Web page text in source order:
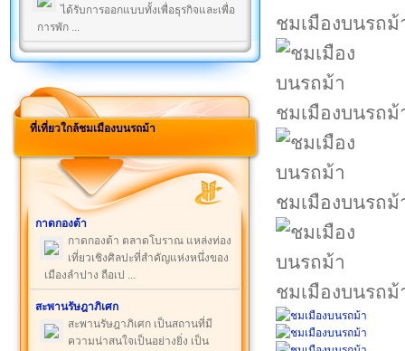
ได้รับการออกแบบทั้งเพื่อธุรกิจและเพื่อ
การพัก ...
ที่เที่ยวใกล้ชมเมืองบนรถม้า
กาดกองต้า
กาดกองต้า ตลาดโบราณ แหล่งท่อง
เที่ยวเชิงศิลปะที่สำคัญแห่งหนึ่งของ
เมืองลำปาง ถือเป ...
สะพานรัษฎาภิเศก
สะพานรัษฎาภิเศก เป็นสถานที่มี
ความน่าสนใจเป็นอย่างยิ่ง เป็น
ชมเมืองบนรถม้
ชมเมืองบนรถม้
ชมเมืองบนรถม้
ชมเมืองบนรถม้